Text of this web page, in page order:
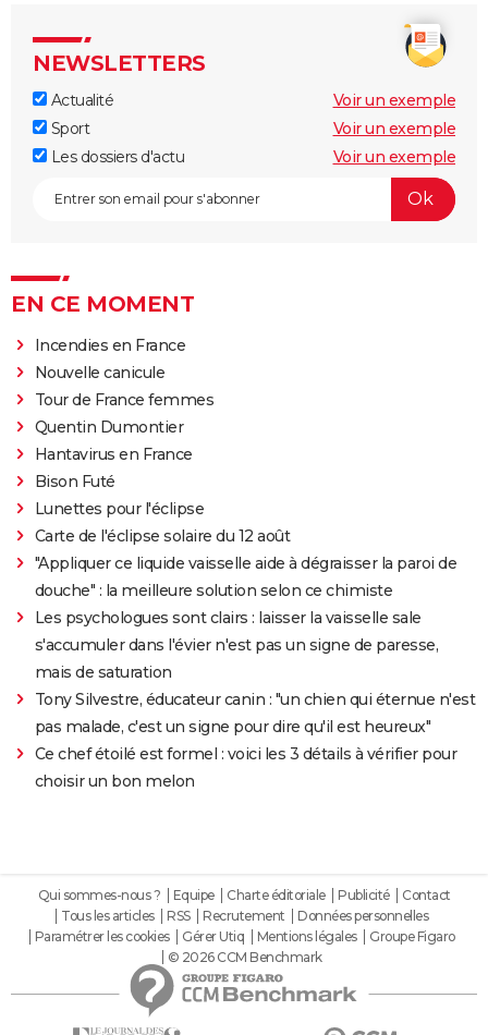
NEWSLETTERS
Actualité
Voir un exemple
Sport
Voir un exemple
Les dossiers d'actu
Voir un exemple
EN CE MOMENT
Incendies en France
Nouvelle canicule
Tour de France femmes
Quentin Dumontier
Hantavirus en France
Bison Futé
Lunettes pour l'éclipse
Carte de l'éclipse solaire du 12 août
"Appliquer ce liquide vaisselle aide à dégraisser la paroi de
douche" : la meilleure solution selon ce chimiste
Les psychologues sont clairs : laisser la vaisselle sale
s'accumuler dans l'évier n'est pas un signe de paresse,
mais de saturation
Tony Silvestre, éducateur canin : "un chien qui éternue n'est
pas malade, c'est un signe pour dire qu'il est heureux"
Ce chef étoilé est formel : voici les 3 détails à vérifier pour
choisir un bon melon
Qui sommes-nous ? Equipe Charte éditoriale Publicité
Contact
Tous les articles
RSS Recrutement
Données personnelles
Paramétrer les cookies
Gérer Utiq Mentions légales
Groupe Figaro
© 2026 CCM Benchmark